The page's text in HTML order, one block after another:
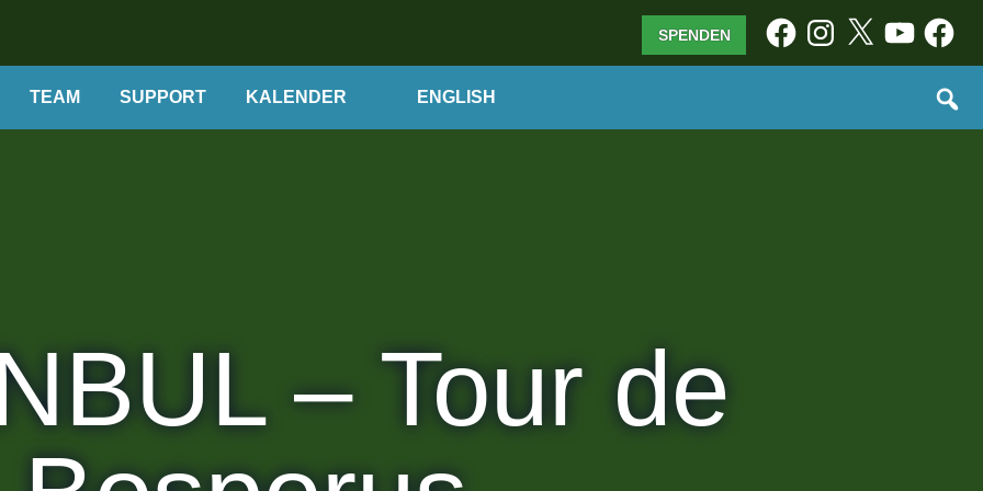
TEAM SUPPORT KALENDER ENGLISH
FacebookInstagram
X YouTube
SPENDEN
– Tour de